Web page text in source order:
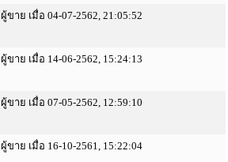
ผู้ขาย เมื่อ 04-07-2562, 21:05:52
ผู้ขาย เมื่อ 14-06-2562, 15:24:13
ผู้ขาย เมื่อ 07-05-2562, 12:59:10
ผู้ขาย เมื่อ 16-10-2561, 15:22:04